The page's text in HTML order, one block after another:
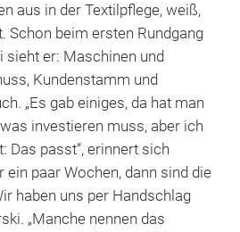
aus in der Textilpflege, weiß,
Schon beim ersten Rundgang
sieht er: Maschinen und
Kundenstamm und
„Es gab einiges, da hat man
investieren muss, aber ich
Das passt“, erinnert sich
ein paar Wochen, dann sind die
haben uns per Handschlag
„Manche nennen das